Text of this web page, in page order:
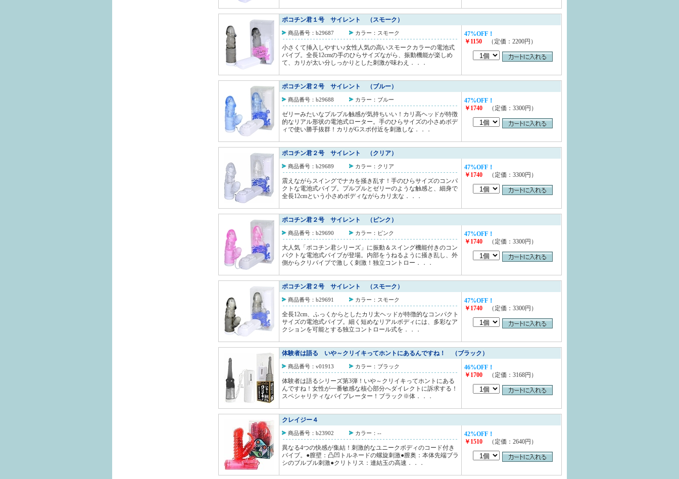
ポコチン君１号 サイレント （スモーク）
商品番号：b29687 カラー：スモーク
小さくて挿入しやすい♪女性人気の高いスモークカラーの電池式
バイブ。全長12cmの手のひらサイズながら、振動機能が楽しめ
て、カリが太い分しっかりとした刺激が味わえ．．．
47%OFF！
￥1150 （定価：2200円）
ポコチン君２号 サイレント （ブルー）
商品番号：b29688 カラー：ブルー
ゼリーみたいなプルプル触感が気持ちいい！カリ高ヘッドが特徴
的なリアル形状の電池式ローター。手のひらサイズの小さめボデ
ィで使い勝手抜群！カリがGスポ付近を刺激しな．．．
47%OFF！
￥1740 （定価：3300円）
ポコチン君２号 サイレント （クリア）
商品番号：b29689 カラー：クリア
震えながらスイングでナカを掻き乱す！手のひらサイズのコンパ
クトな電池式バイブ。プルプルとゼリーのような触感と、細身で
全長12cmという小さめボディながらカリ太な．．．
47%OFF！
￥1740 （定価：3300円）
ポコチン君２号 サイレント （ピンク）
商品番号：b29690 カラー：ピンク
大人気「ポコチン君シリーズ」に振動＆スイング機能付きのコン
パクトな電池式バイブが登場。内部をうねるように掻き乱し、外
側からクリバイブで激しく刺激！独立コントロー．．．
47%OFF！
￥1740 （定価：3300円）
ポコチン君２号 サイレント （スモーク）
商品番号：b29691 カラー：スモーク
全長12cm、ふっくからとしたカリ太ヘッドが特徴的なコンパクト
サイズの電池式バイブ。細く短めなリアルボディには、多彩なア
クションを可能とする独立コントロール式を．．．
47%OFF！
￥1740 （定価：3300円）
体験者は語る いや～クリイキってホントにあるんですね！ （ブラック）
商品番号：v01913 カラー：ブラック
体験者は語るシリーズ第3弾！いや～クリイキってホントにある
んですね！女性が一番敏感な核心部分へダイレクトに訴求する！
スペシャリティなバイブレーター！ブラック※体．．．
46%OFF！
￥1700 （定価：3168円）
クレイジー４
商品番号：b23902 カラー：--
異なる4つの快感が集結！刺激的なユニークボディのコード付き
バイブ。●膣壁：凸凹トルネードの螺旋刺激●膣奥：本体先端ブラ
シのブルブル刺激●クリトリス：連結玉の高速．．．
42%OFF！
￥1510 （定価：2640円）